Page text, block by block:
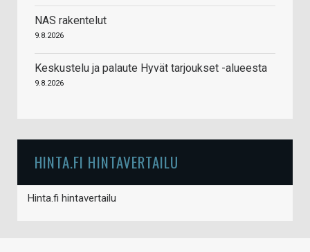
NAS rakentelut
9.8.2026
Keskustelu ja palaute Hyvät tarjoukset -alueesta
9.8.2026
HINTA.FI HINTAVERTAILU
Hinta.fi hintavertailu